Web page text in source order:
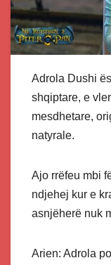
Adrola Dushi
shqiptare, e
mesdhetare,
natyrale.
Ajo rrëfeu mbi
ndjehej kur e
asnjëherë nuk
Arien: Adrola